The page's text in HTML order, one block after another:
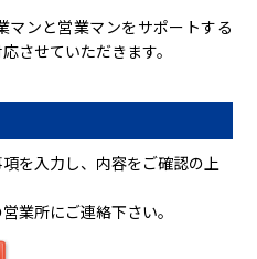
マンと営業マンをサポートする
させていただきます。
を入力し、内容をご確認の上
業所にご連絡下さい。